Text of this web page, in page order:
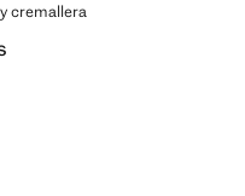
cremallera